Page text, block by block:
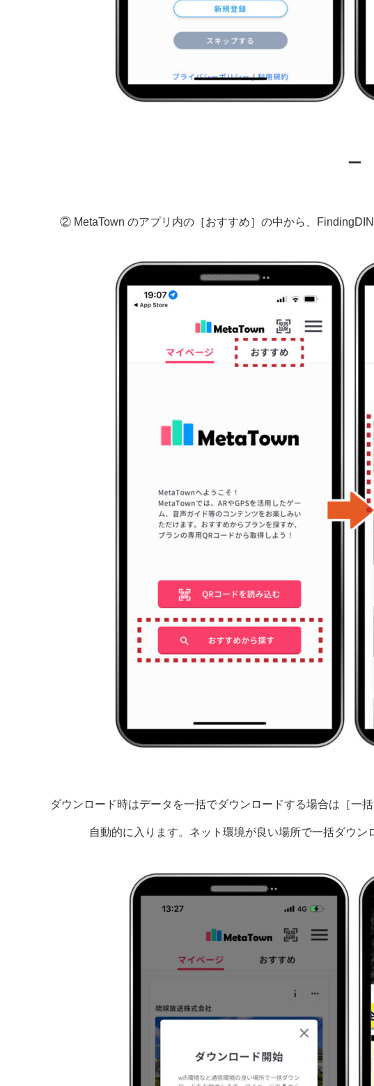
ー
② MetaTown のアプリ内の［おすすめ］の中から、
ダウンロード時はデータを一括でダウンロードする場合は［一
自動的に入ります。ネット環境が良い場所で一括ダウ